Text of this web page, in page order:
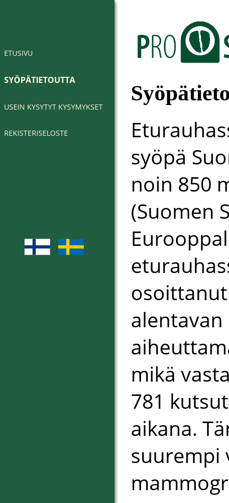
ETUSIVU
SYÖPÄTIETOUTTA
USEIN KYSYTYT KYSYMYKSET
REKISTERISELOSTE
syöpä
noin 850
(Suomen
mikä
781
aikana.
suurempi